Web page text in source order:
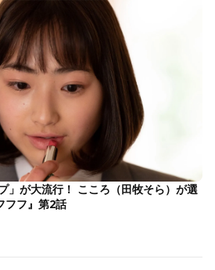
」が大流行！ こころ（田牧そら）が選
フフ』第2話